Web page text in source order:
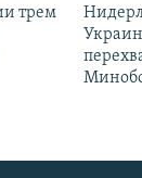
трем